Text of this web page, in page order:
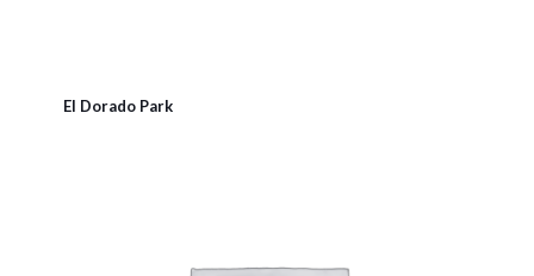
El Dorado Park